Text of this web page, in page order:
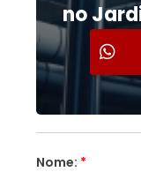
no
Nome: *